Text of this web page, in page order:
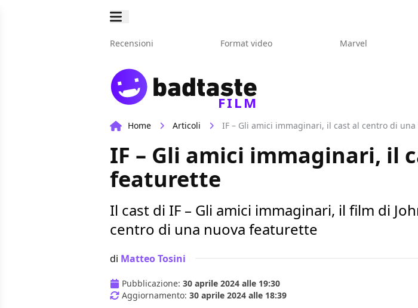
Recensioni Format video Marvel
FILM
Home Articoli IF – Gli amici immaginari, il cast al centro di
IF – Gli amici immaginari, il
featurette
Il cast di IF – Gli amici immaginari, il film di
centro di una nuova featurette
di Matteo Tosini
Pubblicazione: 30 aprile 2024 alle 19:30
Aggiornamento: 30 aprile 2024 alle 18:39